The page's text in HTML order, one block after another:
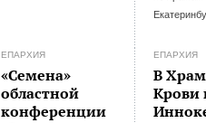
ЕПАРХИЯ
«Семена»
областной
конференции
ЕПАРХИЯ
В
Крови